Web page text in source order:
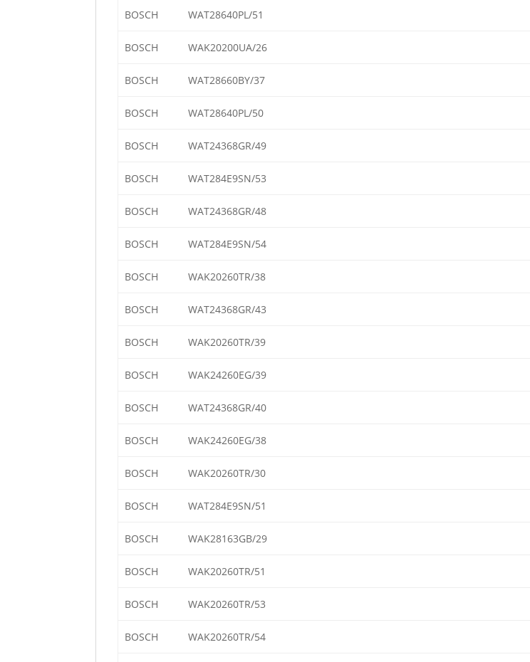
BOSCH WAT28640PL/51
BOSCH WAK20200UA/26
BOSCH WAT28660BY/37
BOSCH WAT28640PL/50
BOSCH WAT24368GR/49
BOSCH WAT284E9SN/53
BOSCH WAT24368GR/48
BOSCH WAT284E9SN/54
BOSCH WAK20260TR/38
BOSCH WAT24368GR/43
BOSCH WAK20260TR/39
BOSCH WAK24260EG/39
BOSCH WAT24368GR/40
BOSCH WAK24260EG/38
BOSCH WAK20260TR/30
BOSCH WAT284E9SN/51
BOSCH WAK28163GB/29
BOSCH WAK20260TR/51
BOSCH WAK20260TR/53
BOSCH WAK20260TR/54